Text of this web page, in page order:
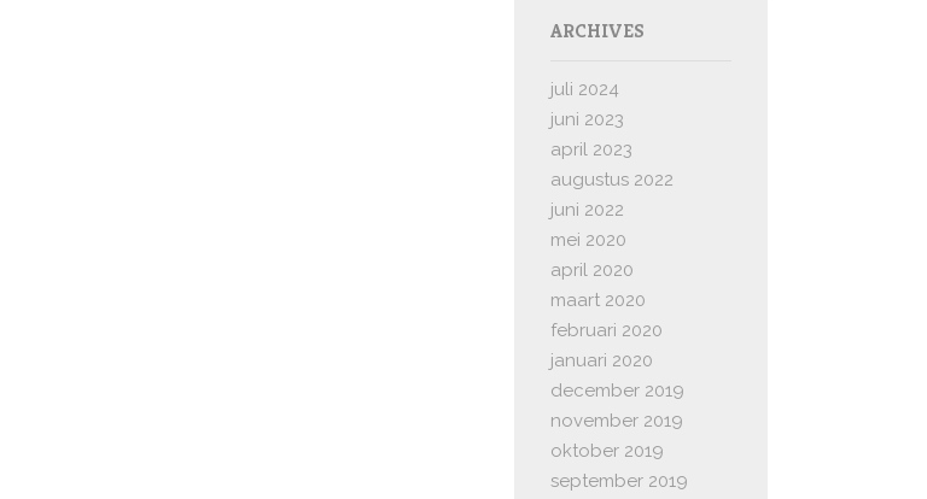
ARCHIVES
juli 2024
juni 2023
april 2023
augustus 2022
juni 2022
mei 2020
april 2020
maart 2020
februari 2020
januari 2020
december 2019
november 2019
oktober 2019
september 2019